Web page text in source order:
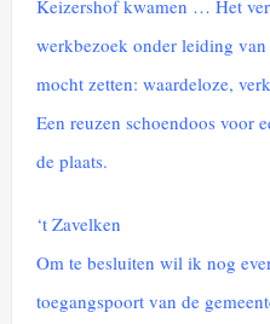
Keizershof kwamen … Het
werkbezoek onder leiding
mocht zetten: waardeloze,
Een reuzen schoendoos voor
de plaats.
‘t Zavelken
Om te besluiten wil ik nog
toegangspoort van de